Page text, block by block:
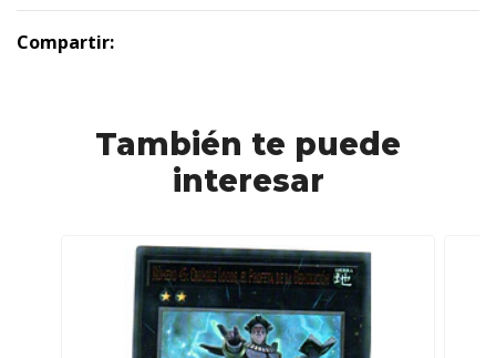
Compartir:
También te puede
interesar